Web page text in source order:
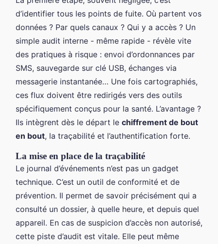
d’identifier tous les points de fuite. Où partent vos
données ? Par quels canaux ? Qui y a accès ? Un
simple audit interne - même rapide - révèle vite
des pratiques à risque : envoi d’ordonnances par
SMS, sauvegarde sur clé USB, échanges via
messagerie instantanée… Une fois cartographiés,
ces flux doivent être redirigés vers des outils
spécifiquement conçus pour la santé. L’avantage ?
Ils intègrent dès le départ le chiffrement de bout
en bout, la traçabilité et l’authentification forte.
La mise en place de la traçabilité
Le journal d’événements n’est pas un gadget
technique. C’est un outil de conformité et de
prévention. Il permet de savoir précisément qui a
consulté un dossier, à quelle heure, et depuis quel
appareil. En cas de suspicion d’accès non autorisé,
cette piste d’audit est vitale. Elle peut même